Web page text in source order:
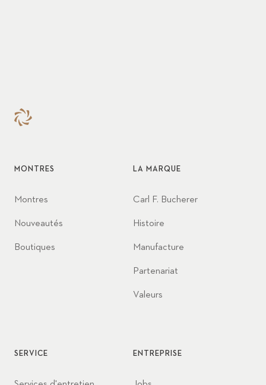
MONTRES
Montres
Nouveautés
Boutiques
LA MARQUE
Carl F. Bucherer
Histoire
Manufacture
Partenariat
Valeurs
SERVICE ENTREPRISE